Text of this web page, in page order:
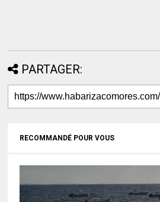
PARTAGER:
RECOMMANDÉ POUR VOUS